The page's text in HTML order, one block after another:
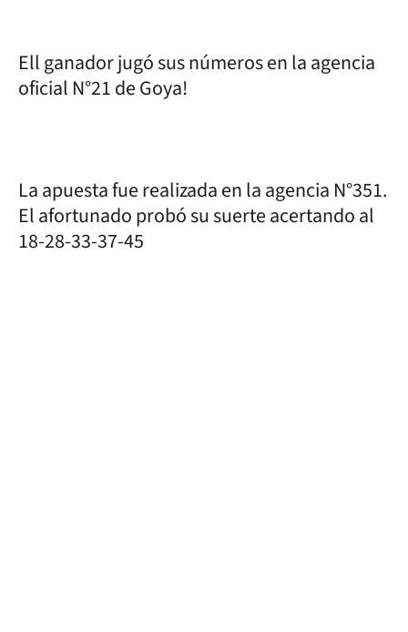
Ell ganador jugó sus números en la agencia
oficial N°21 de Goya!
La apuesta fue realizada en la agencia N°351.
El afortunado probó su suerte acertando al
18-28-33-37-45